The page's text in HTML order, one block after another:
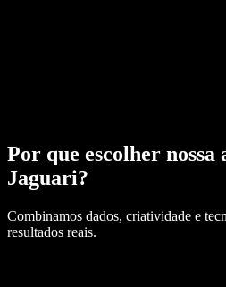
Por que escolher nossa
Jaguari?
Combinamos dados, criatividade e
resultados reais.